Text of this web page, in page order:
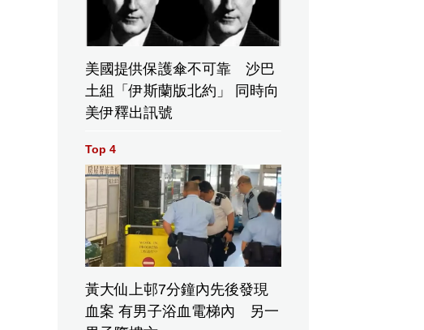
美國提供保護傘不可靠 沙巴
土組「伊斯蘭版北約」 同時向
美伊釋出訊號
Top 4
黃大仙上邨7分鐘內先後發現
血案 有男子浴血電梯內 另一